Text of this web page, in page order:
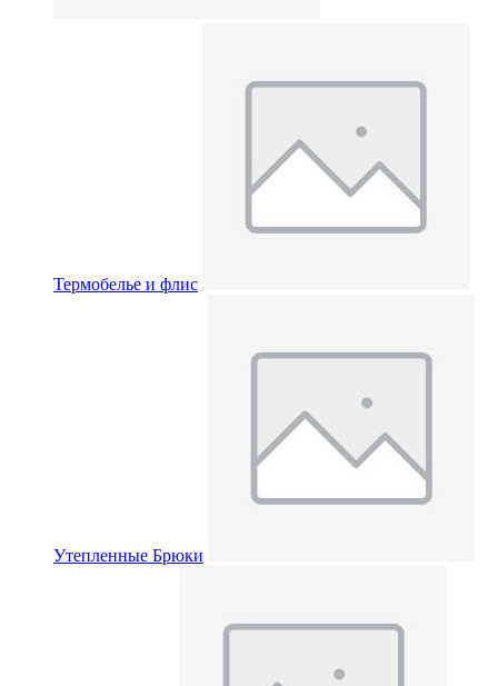
Термобелье и флис
Утепленные Брюки